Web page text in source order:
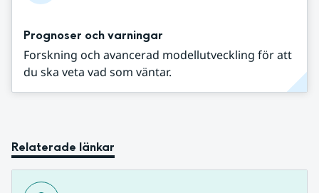
Prognoser och varningar
Forskning och avancerad modellutveckling för att
du ska veta vad som väntar.
Relaterade länkar